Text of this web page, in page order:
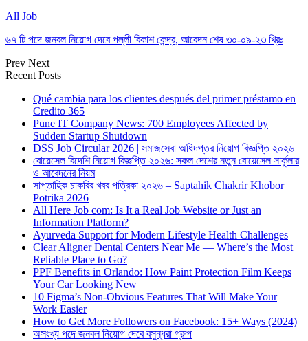
All Job
৬৭ টি পদে জনবল নিয়োগ দেবে পল্লী বিকাশ কেন্দ্র, আবেদন শেষ ৩০-০৯-২৩ খ্রিঃ
Prev Next
Recent Posts
Qué cambia para los clientes después del primer préstamo en
Credito 365
Pune IT Company News: 700 Employees Affected by
Sudden Startup Shutdown
DSS Job Circular 2026 | সমাজসেবা অধিদপ্তর নিয়োগ বিজ্ঞপ্তি ২০২৬
বোয়েসেল বিদেশি নিয়োগ বিজ্ঞপ্তি ২০২৬: সকল দেশের নতুন বোয়েসেল সার্কুলার
ও আবেদনের নিয়ম
সাপ্তাহিক চাকরির খবর পত্রিকা ২০২৬ – Saptahik Chakrir Khobor
Potrika 2026
All Here Job com: Is It a Real Job Website or Just an
Information Platform?
Ayurveda Support for Modern Lifestyle Health Challenges
Clear Aligner Dental Centers Near Me — Where’s the Most
Reliable Place to Go?
PPF Benefits in Orlando: How Paint Protection Film Keeps
Your Car Looking New
10 Figma’s Non-Obvious Features That Will Make Your
Work Easier
How to Get More Followers on Facebook: 15+ Ways (2024)
অসংখ্য পদে জনবল নিয়োগ দেবে বসুন্ধরা গ্রুপ